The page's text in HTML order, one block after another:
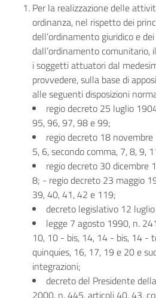
Per la realizzazione delle
ordinanza, nel rispetto dei
dell’ordinamento giuridico e
dall’ordinamento comunitario,
i soggetti attuatori dal
provvedere, sulla base di
alle seguenti disposizioni
regio decreto 25 luglio
95, 96, 97, 98 e 99;
regio decreto 18
5, 6, secondo comma, 7, 8, 9,
regio decreto 30 dicembre
8; - regio decreto 23 maggio
39, 40, 41, 42 e 119;
decreto legislativo 12
legge 7 agosto 1990, n.
10, 10 - bis, 14, 14 - bis, 14 -
quinquies, 16, 17, 19 e 20 e
integrazioni;
decreto del Presidente
2000, n. 445, articoli 40, 43,